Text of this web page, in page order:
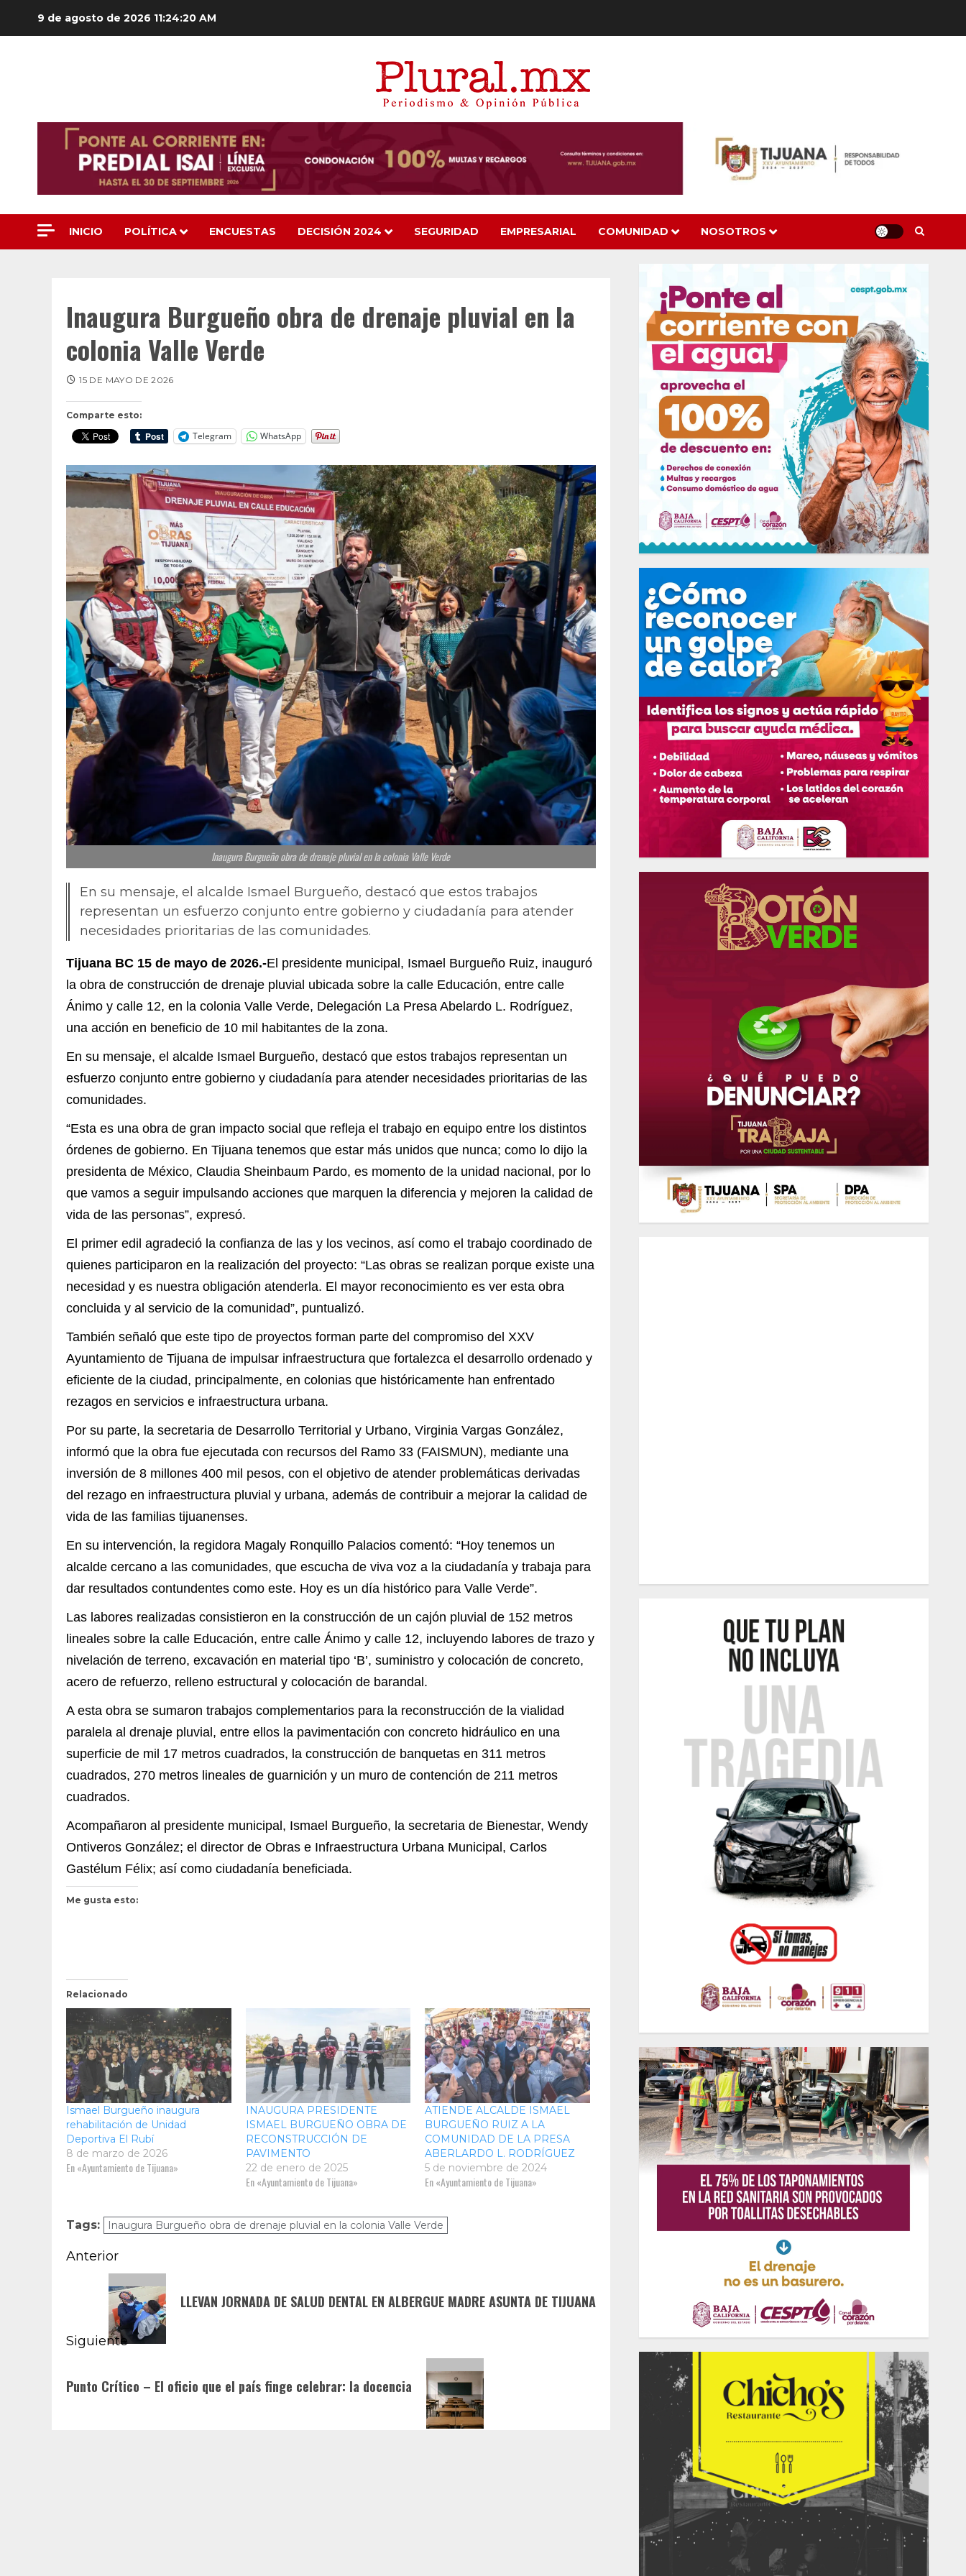
9 de agosto de 2026 11:24:22 AM
INICIO POLÍTICA ENCUESTAS DECISIÓN 2024 SEGURIDAD EMPRESARIAL COMUNIDAD NOSOTROS
Inaugura Burgueño obra de drenaje pluvial en la
colonia Valle Verde
Comparte esto:
Telegram WhatsApp
15 DE MAYO DE 2026
Inaugura Burgueño obra de drenaje pluvial en la colonia Valle Verde
En su mensaje, el alcalde Ismael Burgueño, destacó que estos trabajos
representan un esfuerzo conjunto entre gobierno y ciudadanía para atender
necesidades prioritarias de las comunidades.
Tijuana BC 15 de mayo de 2026.-El presidente municipal, Ismael Burgueño Ruiz, inauguró
la obra de construcción de drenaje pluvial ubicada sobre la calle Educación, entre calle
Ánimo y calle 12, en la colonia Valle Verde, Delegación La Presa Abelardo L. Rodríguez,
una acción en beneficio de 10 mil habitantes de la zona.
En su mensaje, el alcalde Ismael Burgueño, destacó que estos trabajos representan un
esfuerzo conjunto entre gobierno y ciudadanía para atender necesidades prioritarias de las
comunidades.
“Esta es una obra de gran impacto social que refleja el trabajo en equipo entre los distintos
órdenes de gobierno. En Tijuana tenemos que estar más unidos que nunca; como lo dijo la
presidenta de México, Claudia Sheinbaum Pardo, es momento de la unidad nacional, por lo
que vamos a seguir impulsando acciones que marquen la diferencia y mejoren la calidad de
vida de las personas”, expresó.
El primer edil agradeció la confianza de las y los vecinos, así como el trabajo coordinado de
quienes participaron en la realización del proyecto: “Las obras se realizan porque existe una
necesidad y es nuestra obligación atenderla. El mayor reconocimiento es ver esta obra
concluida y al servicio de la comunidad”, puntualizó.
También señaló que este tipo de proyectos forman parte del compromiso del XXV
Ayuntamiento de Tijuana de impulsar infraestructura que fortalezca el desarrollo ordenado y
eficiente de la ciudad, principalmente, en colonias que históricamente han enfrentado
rezagos en servicios e infraestructura urbana.
Por su parte, la secretaria de Desarrollo Territorial y Urbano, Virginia Vargas González,
informó que la obra fue ejecutada con recursos del Ramo 33 (FAISMUN), mediante una
inversión de 8 millones 400 mil pesos, con el objetivo de atender problemáticas derivadas
del rezago en infraestructura pluvial y urbana, además de contribuir a mejorar la calidad de
vida de las familias tijuanenses.
En su intervención, la regidora Magaly Ronquillo Palacios comentó: “Hoy tenemos un
alcalde cercano a las comunidades, que escucha de viva voz a la ciudadanía y trabaja para
dar resultados contundentes como este. Hoy es un día histórico para Valle Verde”.
Las labores realizadas consistieron en la construcción de un cajón pluvial de 152 metros
lineales sobre la calle Educación, entre calle Ánimo y calle 12, incluyendo labores de trazo y
nivelación de terreno, excavación en material tipo ‘B’, suministro y colocación de concreto,
acero de refuerzo, relleno estructural y colocación de barandal.
A esta obra se sumaron trabajos complementarios para la reconstrucción de la vialidad
paralela al drenaje pluvial, entre ellos la pavimentación con concreto hidráulico en una
superficie de mil 17 metros cuadrados, la construcción de banquetas en 311 metros
cuadrados, 270 metros lineales de guarnición y un muro de contención de 211 metros
cuadrados.
Acompañaron al presidente municipal, Ismael Burgueño, la secretaria de Bienestar, Wendy
Ontiveros González; el director de Obras e Infraestructura Urbana Municipal, Carlos
Gastélum Félix; así como ciudadanía beneficiada.
Me gusta esto:
Relacionado
Ismael Burgueño inaugura
rehabilitación de Unidad
Deportiva El Rubí
8 de marzo de 2026
En «Ayuntamiento de Tijuana»
INAUGURA PRESIDENTE
ISMAEL BURGUEÑO OBRA DE
RECONSTRUCCIÓN DE
PAVIMENTO
22 de enero de 2025
En «Ayuntamiento de Tijuana»
ATIENDE ALCALDE ISMAEL
BURGUEÑO RUIZ A LA
COMUNIDAD DE LA PRESA
ABERLARDO L. RODRÍGUEZ
5 de noviembre de 2024
En «Ayuntamiento de Tijuana»
Tags: Inaugura Burgueño obra de drenaje pluvial en la colonia Valle Verde
Navegación
entradas
Anterior
Entrada
anterior:
LLEVAN JORNADA DE SALUD DENTAL EN ALBERGUE MADRE ASUNTA DE TIJUANA
Siguiente
entrada:
Punto Crítico – El oficio que el país finge celebrar: la docencia